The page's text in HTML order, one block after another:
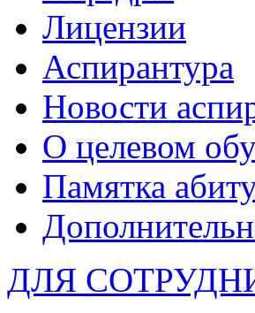
Лицензии
Аспирантура
Новости
О целевом
Памятка
ДЛЯ